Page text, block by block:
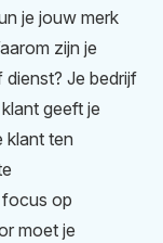
je jouw merk
zijn je
Je bedrijf
geeft je
klant ten
op
moet je